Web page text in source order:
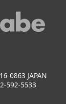
0863 JAPAN
592-5533